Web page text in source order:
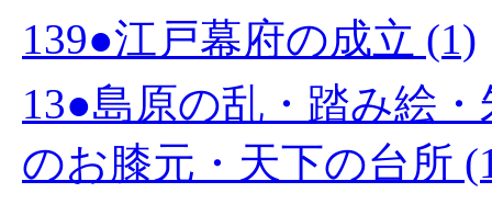
139●江戸幕府の成立 (1)
13●島原の乱・踏み絵
のお膝元・天下の台所